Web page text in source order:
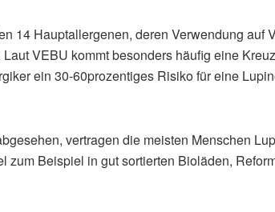
14 Hauptallergenen, deren Verwendung auf
VEBU kommt besonders häufig eine
ein 30-60prozentiges Risiko für eine
vertragen die meisten Menschen
zum Beispiel in gut sortierten Bioläden,